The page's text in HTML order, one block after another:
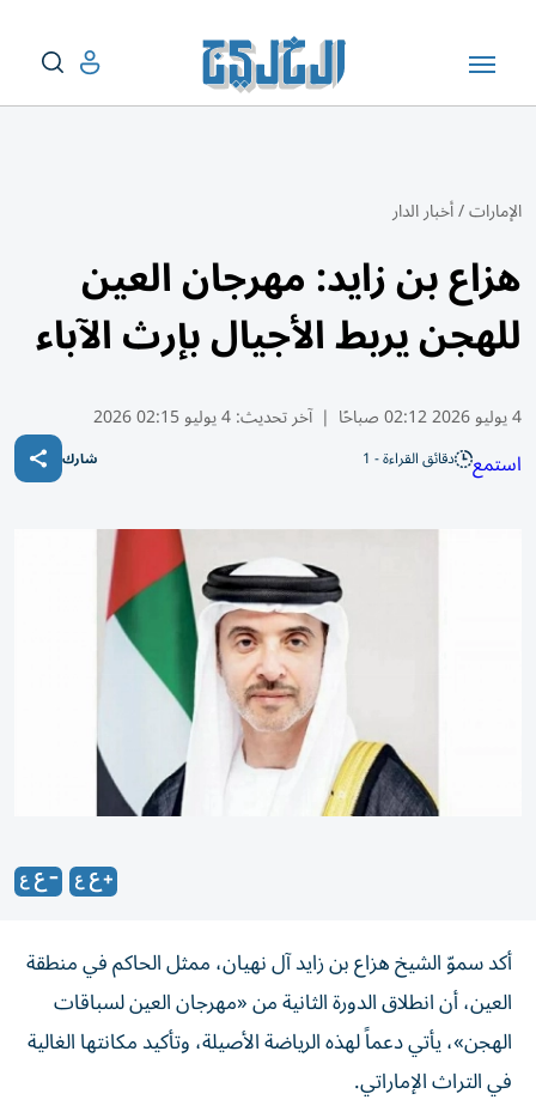
الإمارات/أخبار الدار
هزاع بن زايد: مهرجان العين
للهجن يربط الأجيال بإرث الآباء
4 يوليو 2026 02:12 صباحًا | آخر تحديث:4 يوليو 02:15 2026
استمع دقائق القراءة - 1 شارك
أكد سموّ الشيخ هزاع بن زايد آل نهيان، ممثل الحاكم في منطقة
العين، أن انطلاق الدورة الثانية من «مهرجان العين لسباقات
الهجن»، يأتي دعماً لهذه الرياضة الأصيلة، وتأكيد مكانتها الغالية
في التراث الإماراتي.